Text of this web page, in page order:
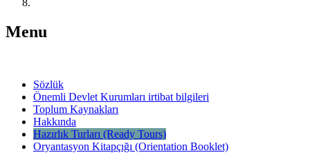
Menu
Sözlük
Önemli Devlet Kurumları irtibat bilgileri
Toplum Kaynakları
Hakkında
Hazırlık Turları (Ready Tours)
Oryantasyon Kitapçığı (Orientation Booklet)